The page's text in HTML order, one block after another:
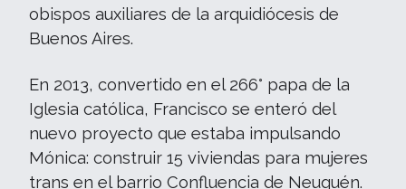
obispos auxiliares de la arquidiócesis de
Buenos Aires.
En 2013, convertido en el 266° papa de la
Iglesia católica, Francisco se enteró del
nuevo proyecto que estaba impulsando
Mónica: construir 15 viviendas para mujeres
trans en el barrio Confluencia de Neuquén.